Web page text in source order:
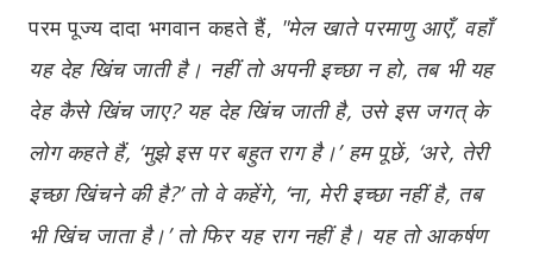
परम पूज्य दादा भगवान कहते हैं, "मेल खाते परमाणु आएँ, वहाँ
यह देह खिंच जाती है। नहीं तो अपनी इच्छा न हो, तब भी यह
देह कैसे खिंच जाए? यह देह खिंच जाती है, उसे इस जगत् के
लोग कहते हैं, ‘मुझे इस पर बहुत राग है।’ हम पूछें, ‘अरे, तेरी
इच्छा खिंचने की है?’ तो वे कहेंगे, ‘ना, मेरी इच्छा नहीं है, तब
भी खिंच जाता है।’ तो फिर यह राग नहीं है। यह तो आकर्षण